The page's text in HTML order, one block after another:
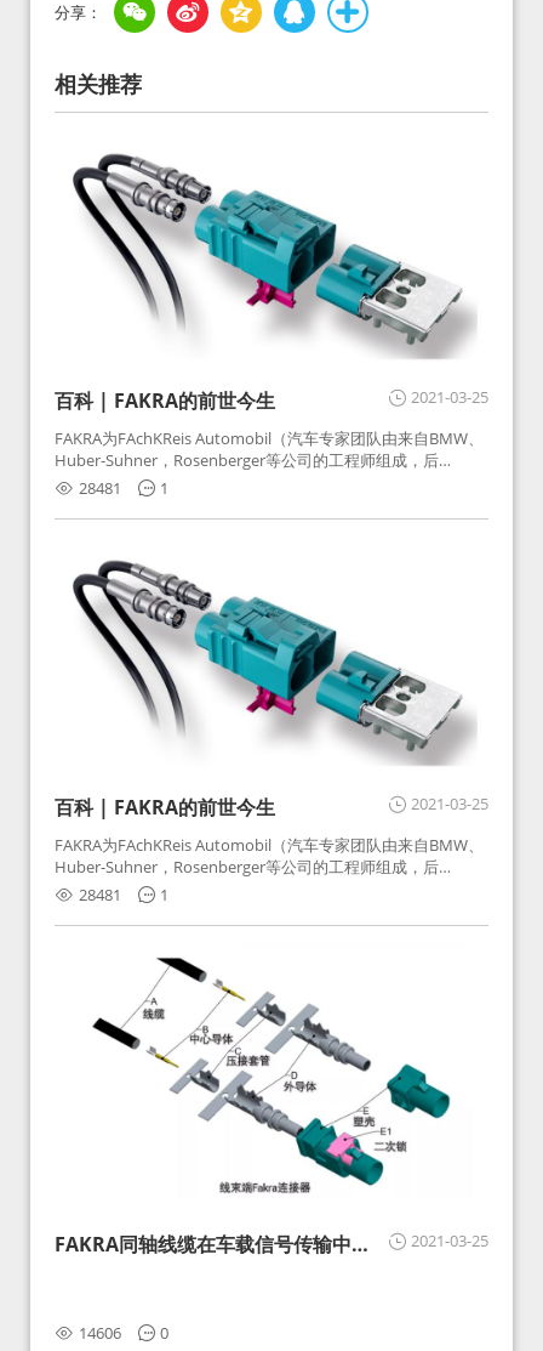
相关推荐
2021-03-25
百科 | FAKRA的前世今生
FAKRA为FAchKReis Automobil（汽车专家团队由来自BMW、
Huber-Suhner，Rosenberger等公司的工程师组成，后
Huber-Suhner相关连接器业务及技术在2010年并入
Rosenberger）缩写。起初为BMW需求用于车载收音机天线连
接，如今FAKRA已成为汽车行业通用标准的射频连接器，被业
28481 1
2021-03-25
百科 | FAKRA的前世今生
FAKRA为FAchKReis Automobil（汽车专家团队由来自BMW、
Huber-Suhner，Rosenberger等公司的工程师组成，后
Huber-Suhner相关连接器业务及技术在2010年并入
Rosenberger）缩写。起初为BMW需求用于车载收音机天线连
接，如今FAKRA已成为汽车行业通用标准的射频连接器，被业
28481 1
2021-03-25
FAKRA同轴线缆在车载信号传输中的
14606 0